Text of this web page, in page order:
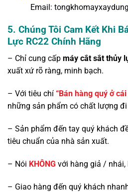
Email:
5. Chúng Tôi Cam Kết Khi
Lực RC22 Chính Hãng
– Chỉ cung cấp máy cắt sắt thủy
xuất xứ rõ ràng, minh bạch.
– Với tiêu chí “Bán hàng quý ở cái
những sản phẩm có chất lượng
– Sản phẩm đến tay quý khách
tiêu chuẩn của nhà sản xuất.
– Nói KHÔNG với hàng giả /
– Giao hàng đến quý khách